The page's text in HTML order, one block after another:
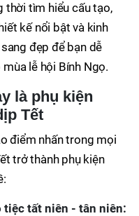
thời tìm hiểu cấu tạo,
kế nổi bật và kinh
đẹp để bạn dễ
lễ hội Bính Ngọ.
là phụ kiện
Tết
điểm nhấn trong mọi
trở thành phụ kiện
tất niên - tân niên: